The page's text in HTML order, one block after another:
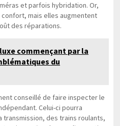
et parfois hybridation. Or,
mais elles augmentent
des réparations.
commençant par la
du
conseillé de faire inspecter le
Celui-ci pourra
transmission, des trains roulants,